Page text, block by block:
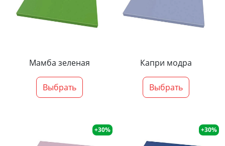
Мамба зеленая
Выбрать
Капри модра
Выбрать
+30% +30%